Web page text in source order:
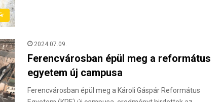
2024.07.09.
Ferencvárosban épül meg a református
egyetem új campusa
Ferencvárosban épül meg a Károli Gáspár Református